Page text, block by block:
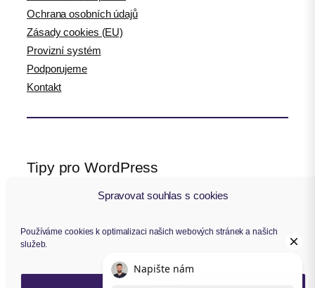
Spravovat souhlas s cookies
Používáme cookies k optimalizaci našich webových stránek a našich
služeb.
Ochrana osobních údajů
Zásady cookies (EU)
Provizní systém
Podporujeme
Kontakt
Tipy pro WordPress
WPlama.cz: WordPress návody